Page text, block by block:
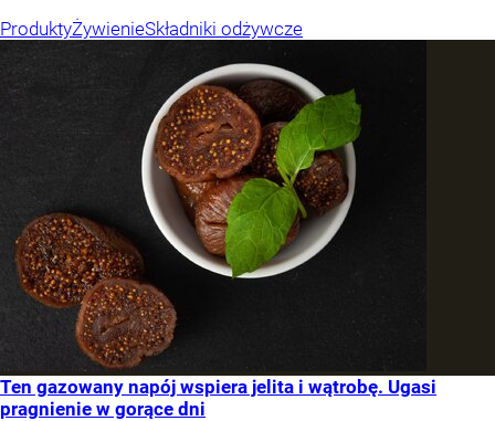
ProduktyŻywienieSkładniki odżywcze
Ten gazowany napój wspiera jelita i wątrobę. Ugasi
pragnienie w gorące dni